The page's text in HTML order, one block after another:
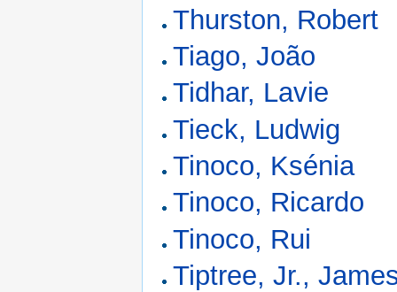
Thurston, Robert
Tiago, João
Tidhar, Lavie
Tieck, Ludwig
Tinoco, Ksénia
Tinoco, Ricardo
Tinoco, Rui
Tiptree, Jr.,